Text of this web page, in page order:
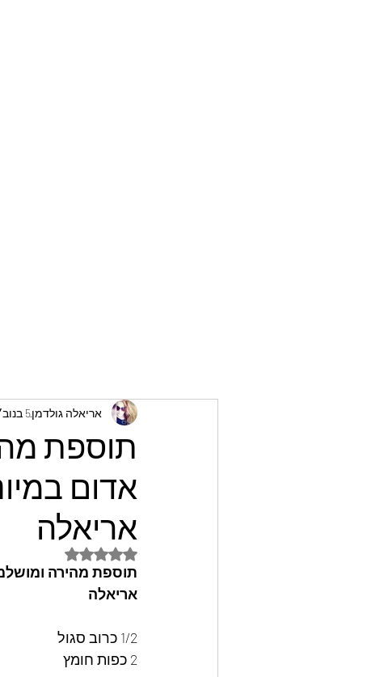
תוספת
אדום
אריאלה
אריאלה גולדמן5 בנוב׳ 2025
דירוג של NaN מתוך 5 כוכבים
תוספת מהירה
אריאלה
1/2 כרוב סגול
2 כפות חומץ